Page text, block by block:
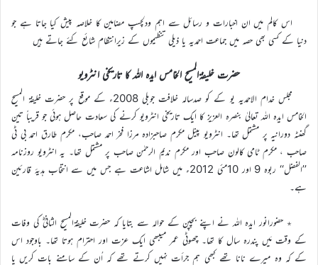
اس کالم میں ان اخبارات و رسائل سے اہم ودلچسپ مضامین کا خلاصہ پیش کیا جاتا ہے جو
دنیا کے کسی بھی حصہ میں جماعت احمدیہ یا ذیلی تنظیموں کے زیرانتظام شائع کئے جاتے ہیں
حضرت خلیفۃالمسیح الخامس ایدہ اللہ کا تاریخی انٹرویو
مجلس خدام الاحمدیہ یو کے کو صدسالہ خلافت جوبلی 2008ء کے موقع پر حضرت خلیفۃ المسیح
الخامس ایدہ اللہ تعالیٰ بنصرہ العزیز کا ایک تاریخی انٹرویو کرنے کی سعادت حاصل ہوئی جو قریباً تین
گھنٹہ دورانیہ پر مشتمل تھا۔ انٹرویو پینل مکرم صاحبزادہ مرزا فخر احمد صاحب، مکرم طارق احمد بی ٹی
صاحب ، مکرم ٹامی کالون صاحب اور مکرم ندیم الرحمٰن صاحب پر مشتمل تھا۔ یہ انٹرویو روزنامہ
’’الفضل‘‘ ربوہ 9 اور 10مئی 2012ء میں شامل اشاعت ہے جس میں سے انتخاب ہدیۂ قارئین
ہے۔
٭ حضورانور ایدہ اللہ نے اپنے بچپن کے حوالہ سے بتایا کہ حضرت خلیفۃالمسیح الثانیؓ کی وفات
کے وقت مَیں پندرہ سال کا تھا۔ چھوٹی عمر میںبھی ایک عزت اور احترام ہوتا تھا۔ باوجود اس
کے کہ وہ میرے نانا تھے کبھی ہم جرأت نہیں کرتے تھے کہ اُن کے سامنے بات کریں یا